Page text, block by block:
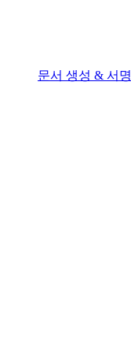
문서 생성 & 서명